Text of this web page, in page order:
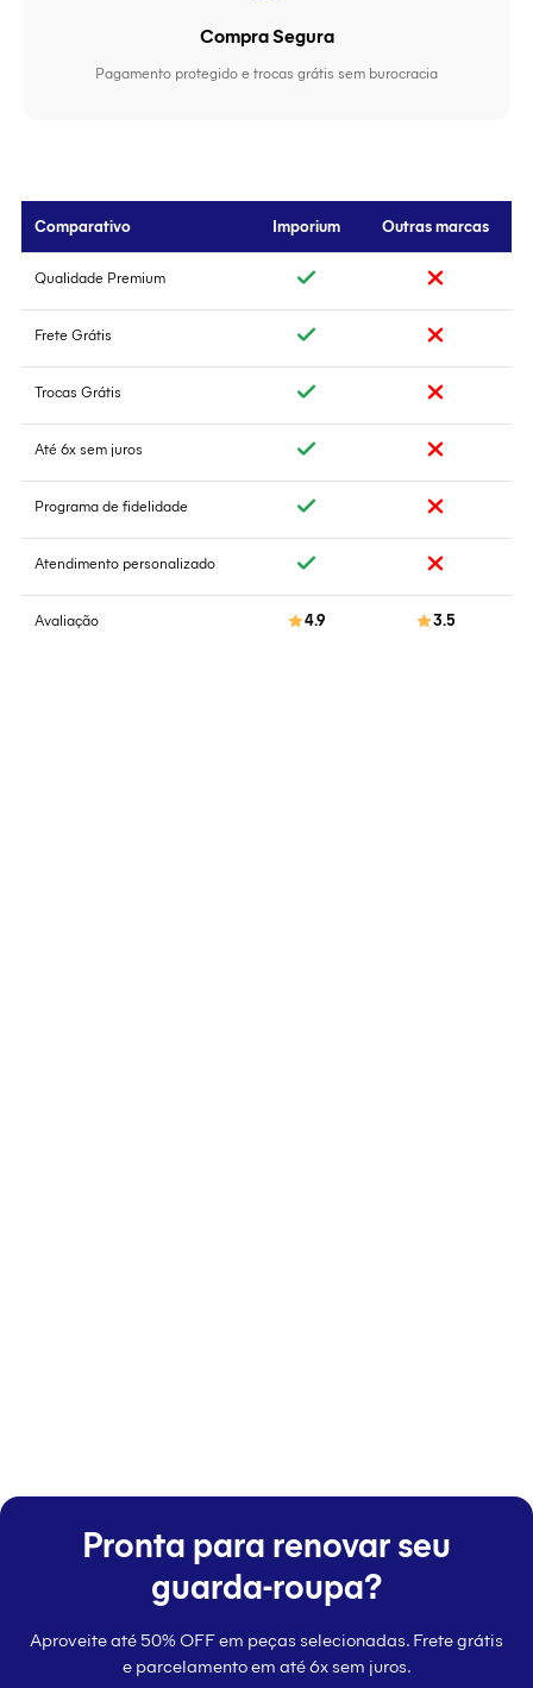
Compra Segura
Pagamento protegido e trocas grátis sem burocracia
Comparativo Imporium Outras marcas
Qualidade Premium
Frete Grátis
Trocas Grátis
Até 6x sem juros
Programa de fidelidade
Atendimento personalizado
Avaliação 4.9 3.5
Pronta para renovar seu
guarda-roupa?
Aproveite até 50% OFF em peças selecionadas. Frete grátis
e parcelamento em até 6x sem juros.